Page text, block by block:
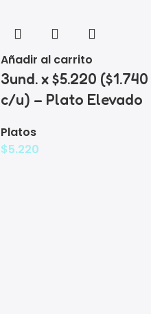
Añadir al carrito
3und. x $5.220 ($1.740
c/u) – Plato Elevado
Platos
$5.220